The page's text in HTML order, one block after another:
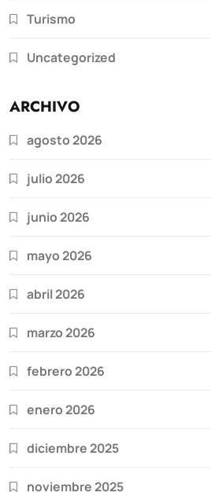
Turismo
Uncategorized
ARCHIVO
agosto 2026
julio 2026
junio 2026
mayo 2026
abril 2026
marzo 2026
febrero 2026
enero 2026
diciembre 2025
noviembre 2025